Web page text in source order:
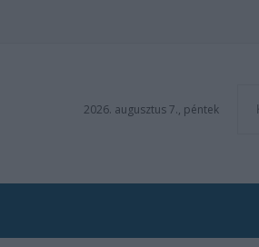
2026. augusztus 7., péntek